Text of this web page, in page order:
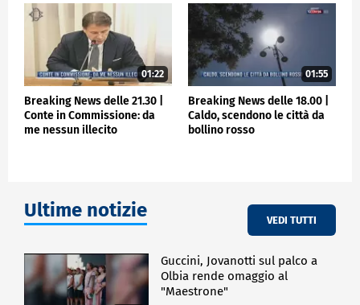
01:22
Breaking News delle 21.30 |
Conte in Commissione: da
me nessun illecito
01:55
Breaking News delle 18.00 |
Caldo, scendono le città da
bollino rosso
Ultime notizie VEDI TUTTI
Guccini, Jovanotti sul palco a
Olbia rende omaggio al
"Maestrone"